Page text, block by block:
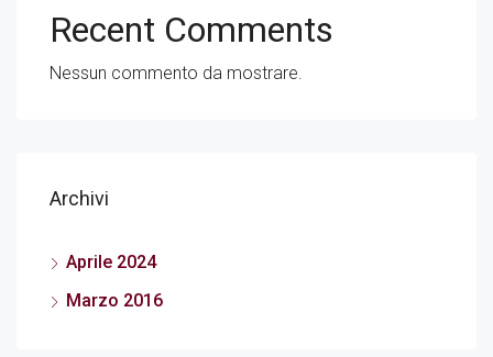
Recent Comments
Nessun commento da mostrare.
Archivi
Aprile 2024
Marzo 2016